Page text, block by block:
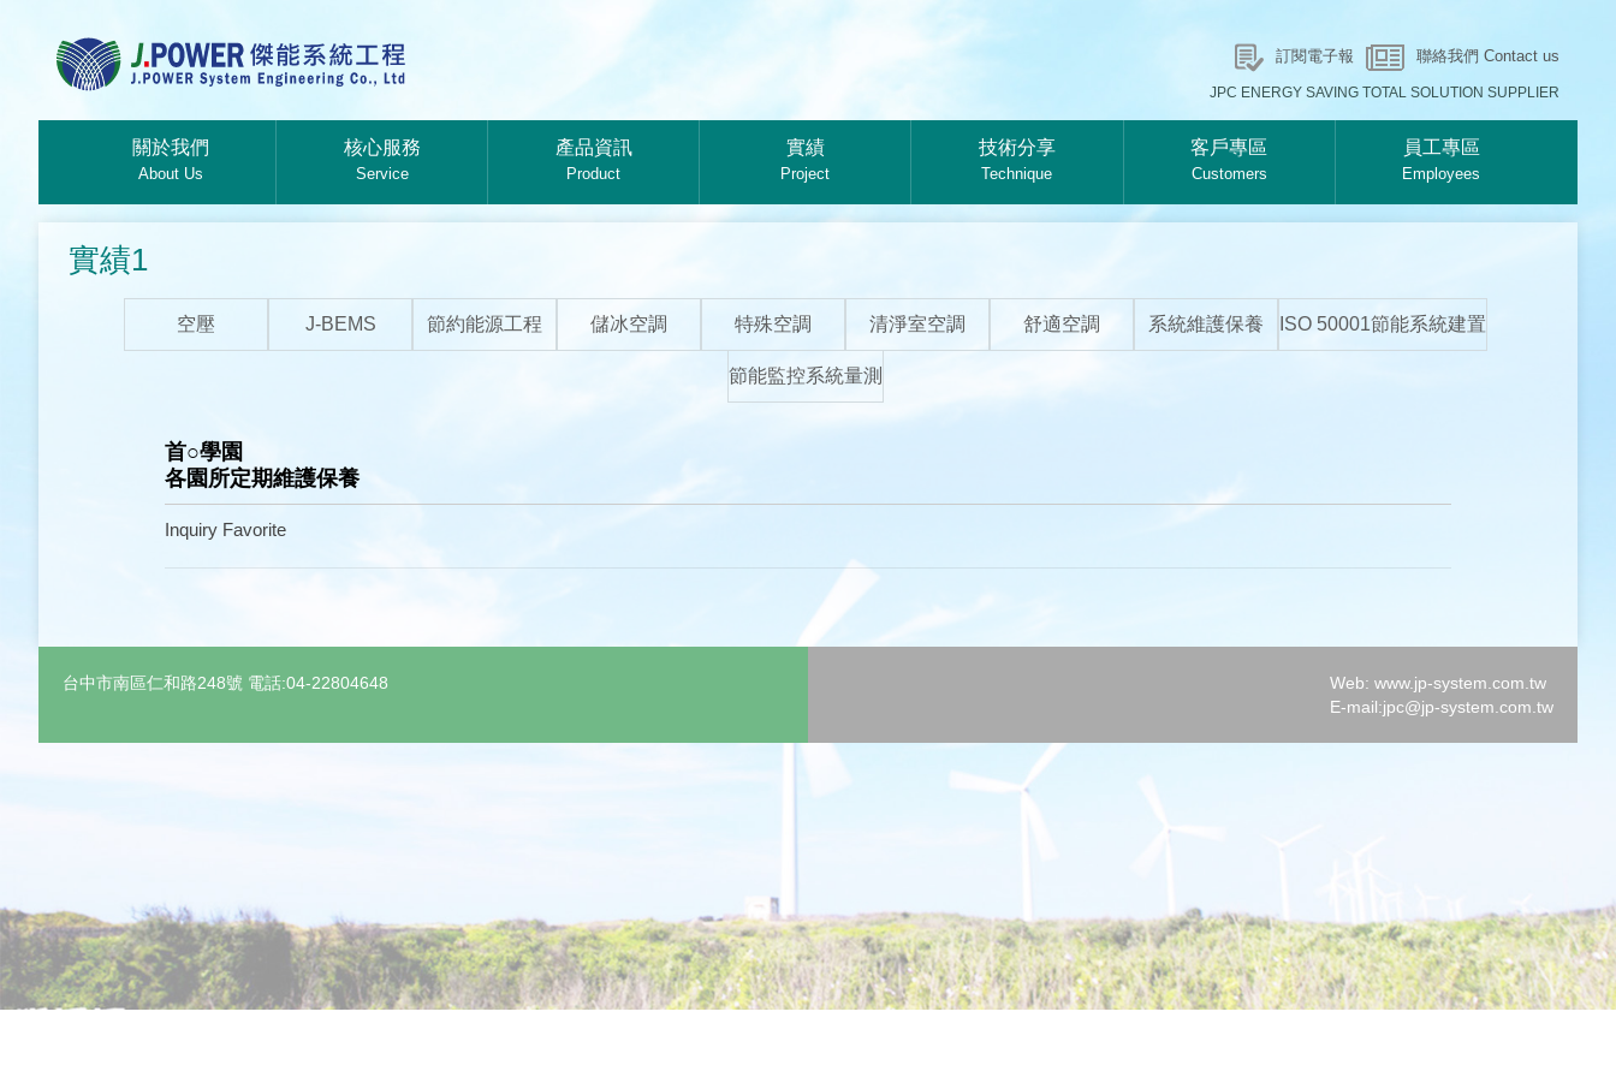
訂閱電子報 聯絡我們 Contact us
JPC ENERGY SAVING TOTAL SOLUTION SUPPLIER
關於我們
About Us
核心服務
Service
產品資訊
Product
實績
Project
技術分享
Technique
客戶專區
Customers
員工專區
Employees
實績1
空壓 J-BEMS 節約能源工程 儲冰空調 特殊空調 清淨室空調 舒適空調 系統維護保養 ISO 50001節能系統建置
節能監控系統量測
首○學園
各園所定期維護保養
Inquiry Favorite
台中市南區仁和路248號 電話:04-22804648
Web: www.jp-system.com.tw
E-mail:jpc@jp-system.com.tw